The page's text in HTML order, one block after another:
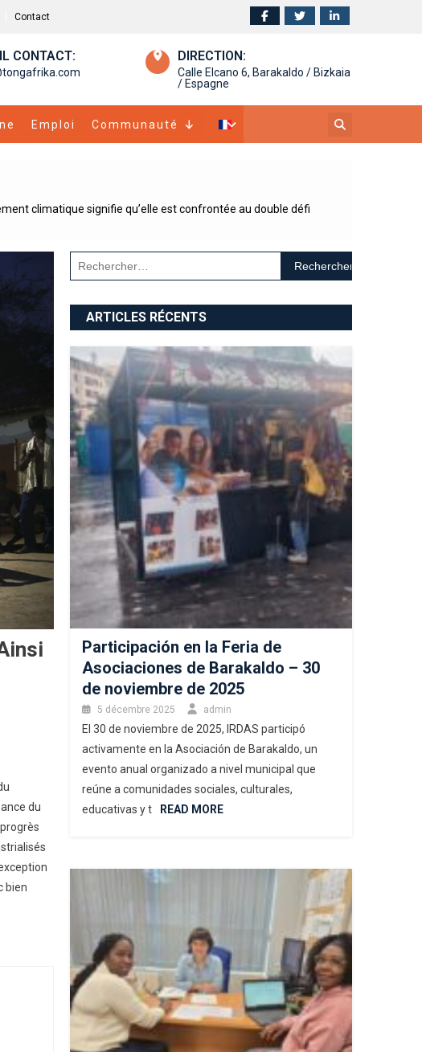
Contact
CONTACT: DIRECTION:
Calle Elcano 6, Barakaldo / Bizkaia
/ Espagne
Emploi Communauté
climatique signifie qu’elle est confrontée au double défi
du
bien
Rechercher :
ARTICLES RÉCENTS
Participación en la Feria de
Asociaciones de Barakaldo – 30
de noviembre de 2025
5 décembre 2025 admin
El 30 de noviembre de 2025, IRDAS participó
activamente en la Asociación de Barakaldo, un
evento anual organizado a nivel municipal que
reúne a comunidades sociales, culturales,
educativas y t
READ MORE